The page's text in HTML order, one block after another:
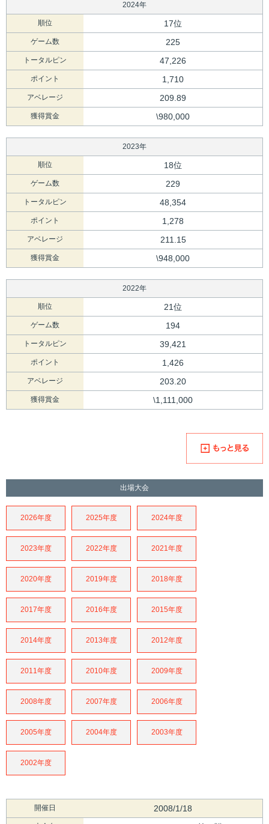
2024年
順位 17位
ゲーム数 225
トータルピン 47,226
ポイント 1,710
アベレージ 209.89
獲得賞金 \980,000
2023年
順位 18位
ゲーム数 229
トータルピン 48,354
ポイント 1,278
アベレージ 211.15
獲得賞金 \948,000
2022年
順位 21位
ゲーム数 194
トータルピン 39,421
ポイント 1,426
アベレージ 203.20
獲得賞金 \1,111,000
出場大会
2026年度 2025年度 2024年度
2023年度 2022年度 2021年度
2020年度 2019年度 2018年度
2017年度 2016年度 2015年度
2014年度 2013年度 2012年度
2011年度 2010年度 2009年度
2008年度 2007年度 2006年度
2005年度 2004年度 2003年度
2002年度
開催日 2008/1/18